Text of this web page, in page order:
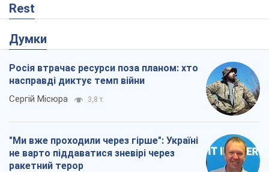
Rest
Думки
Росія втрачає ресурси поза планом: хто
насправді диктує темп війни
Сергій Місюра 3,8 т.
"Ми вже проходили через гірше": Україні
не варто піддаватися зневірі через
ракетний терор